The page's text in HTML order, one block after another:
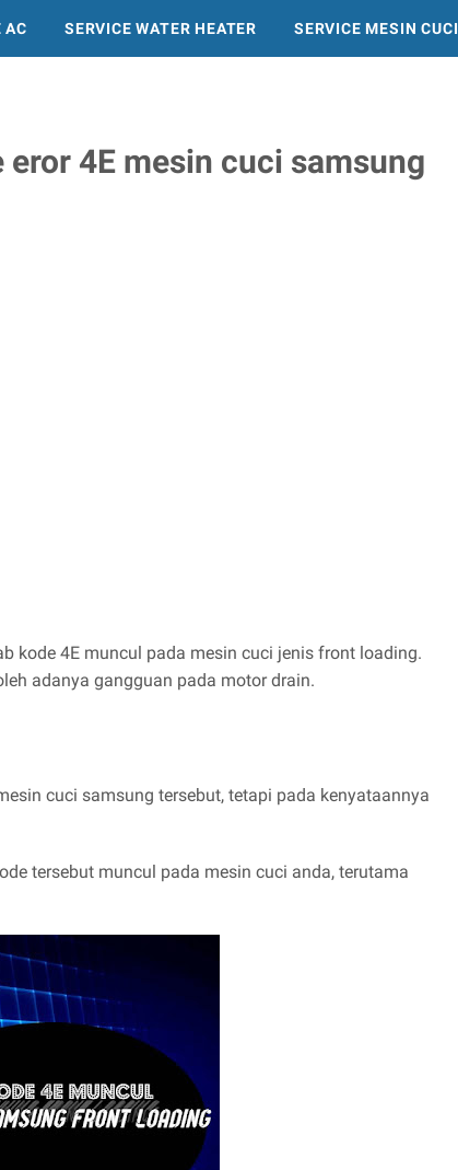
AC SERVICE WATER HEATER SERVICE MESIN CUCI
4E mesin cuci samsung
kode 4E muncul pada mesin cuci jenis front loading.
adanya gangguan pada motor drain.
cuci samsung tersebut, tetapi pada kenyataannya
tersebut muncul pada mesin cuci anda, terutama